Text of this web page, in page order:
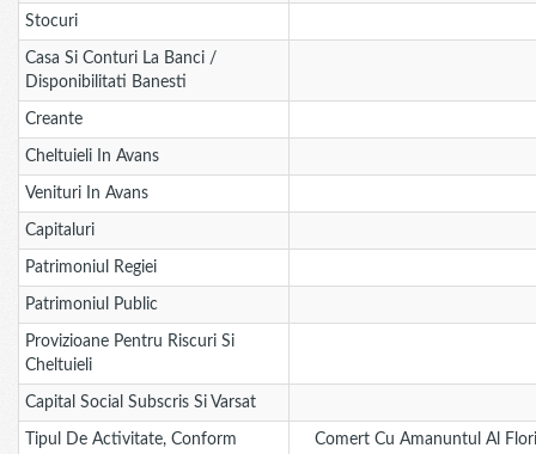
Stocuri
Casa Si Conturi La Banci /
Disponibilitati Banesti
Creante
Cheltuieli In Avans
Venituri In Avans
Capitaluri
Patrimoniul Regiei
Patrimoniul Public
Provizioane Pentru Riscuri Si
Cheltuieli
Capital Social Subscris Si Varsat
Tipul De Activitate, Conform
Comert Cu Amanuntul Al